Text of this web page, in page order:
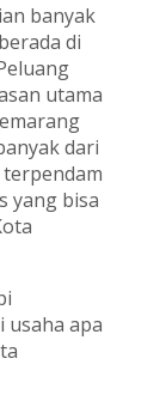
banyak
di
utama
dari
yang bisa
apa